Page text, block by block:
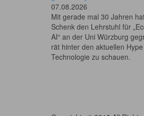
07.08.2026
Mit gerade mal 30 Jahren
Schenk den Lehrstuhl für
AI“ an der Uni Würzburg
rät hinter den aktuellen
Technologie zu schauen.